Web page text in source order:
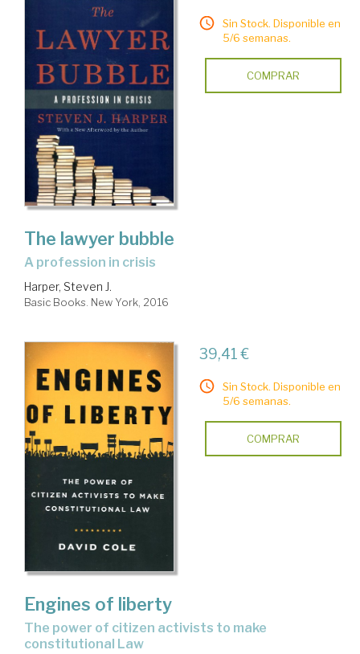
Sin Stock. Disponible en
5/6 semanas.
COMPRAR
The lawyer bubble
a profession in crisis
Harper, Steven J.
Basic Books. New York, 2016
39,41 €
Sin Stock. Disponible en
5/6 semanas.
COMPRAR
Engines of liberty
the power of citizen activists to make
constitutional Law